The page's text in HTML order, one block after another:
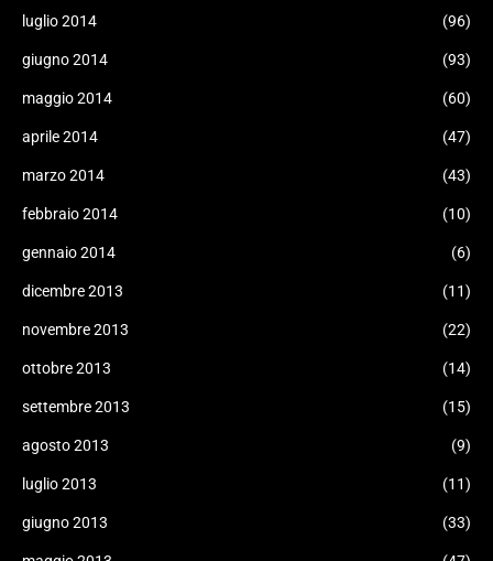
luglio 2014 (96)
giugno 2014 (93)
maggio 2014 (60)
aprile 2014 (47)
marzo 2014 (43)
febbraio 2014 (10)
gennaio 2014 (6)
dicembre 2013 (11)
novembre 2013 (22)
ottobre 2013 (14)
settembre 2013 (15)
agosto 2013 (9)
luglio 2013 (11)
giugno 2013 (33)